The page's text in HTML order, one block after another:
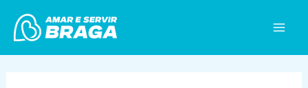
content
navigation